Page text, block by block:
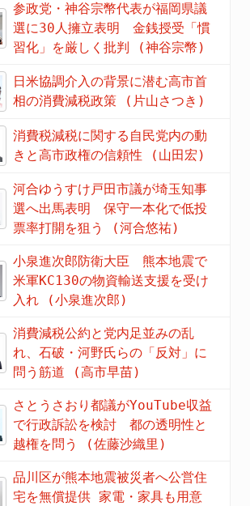
参政党・神谷宗幣代表が福岡県議
選に30人擁立表明 金銭授受「慣
習化」を厳しく批判 (神谷宗幣)
日米協調介入の背景に潜む高市首
相の消費減税政策 (片山さつき)
消費税減税に関する自民党内の動
きと高市政権の信頼性 (山田宏)
河合ゆうすけ戸田市議が埼玉知事
選へ出馬表明 保守一本化で低投
票率打開を狙う (河合悠祐)
小泉進次郎防衛大臣 熊本地震で
米軍KC130の物資輸送支援を受け
入れ (小泉進次郎)
消費減税公約と党内足並みの乱
れ、石破・河野氏らの「反対」に
問う筋道 (高市早苗)
さとうさおり都議がYouTube収益
で行政訴訟を検討 都の透明性と
越権を問う (佐藤沙織里)
品川区が熊本地震被災者へ公営住
宅を無償提供 家電・家具も用意